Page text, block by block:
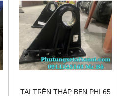
TAI TRÊN THÁP BEN PHI 65